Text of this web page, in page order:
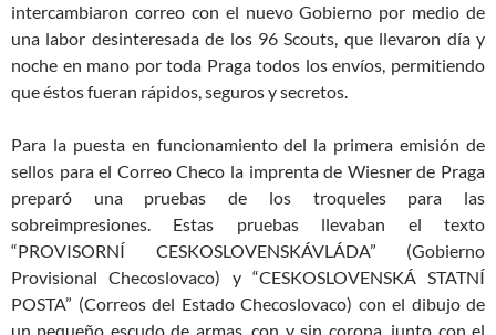
intercambiaron correo con el nuevo Gobierno por medio de
una labor desinteresada de los 96 Scouts, que llevaron día y
noche en mano por toda Praga todos los envíos, permitiendo
que éstos fueran rápidos, seguros y secretos.
Para la puesta en funcionamiento del la primera emisión de
sellos para el Correo Checo la imprenta de Wiesner de Praga
preparó una pruebas de los troqueles para las
sobreimpresiones. Estas pruebas llevaban el texto
“PROVISORNÍ CESKOSLOVENSKÁVLÁDA” (Gobierno
Provisional Checoslovaco) y “CESKOSLOVENSKÁ STATNÍ
POSTA” (Correos del Estado Checoslovaco) con el dibujo de
un pequeño escudo de armas, con y sin corona, junto con el